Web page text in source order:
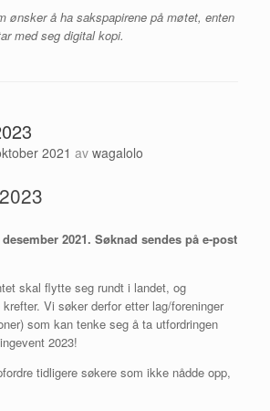
ønsker å ha sakspapirene på møtet, enten
med seg digital kopi.
2021 av wagalolo
2021. Søknad sendes på e-post
skal flytte seg rundt i landet, og
Vi søker derfor etter lag/foreninger
som kan tenke seg å ta utfordringen
2023!
tidligere søkere som ikke nådde opp,